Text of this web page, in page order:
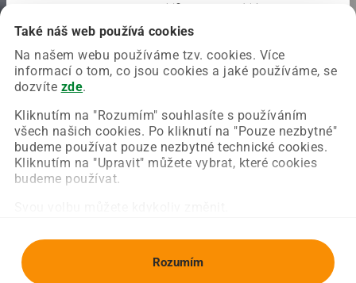
Také náš web používá cookies
Na našem webu používáme tzv. cookies. Více
informací o tom, co jsou cookies a jaké používáme, se
dozvíte zde.
Kliknutím na "Rozumím" souhlasíte s používáním
všech našich cookies. Po kliknutí na "Pouze nezbytné"
budeme používat pouze nezbytné technické cookies.
Kliknutím na "Upravit" můžete vybrat, které cookies
budeme používat.
Rozumím
Chyba nastala na naší straně a už ji opravujeme.
Zkuste prosím znovu načíst požadovanou stránku.
Obnovit stránku Úvodní strana